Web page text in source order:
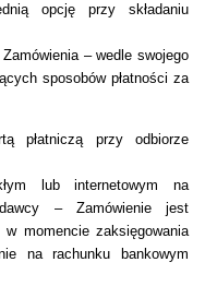
opcję przy składaniu
– wedle swojego
sposobów płatności za
płatniczą przy odbiorze
lub internetowym na
– Zamówienie jest
momencie zaksięgowania
na rachunku bankowym